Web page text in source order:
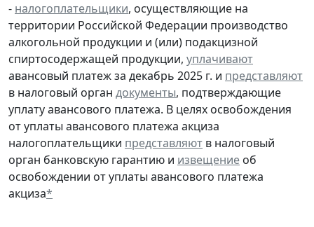
- налогоплательщики, осуществляющие на
территории Российской Федерации производство
алкогольной продукции и (или) подакцизной
спиртосодержащей продукции, уплачивают
авансовый платеж за декабрь 2025 г. и представляют
в налоговый орган документы, подтверждающие
уплату авансового платежа. В целях освобождения
от уплаты авансового платежа акциза
налогоплательщики представляют в налоговый
орган банковскую гарантию и извещение об
освобождении от уплаты авансового платежа
акциза*